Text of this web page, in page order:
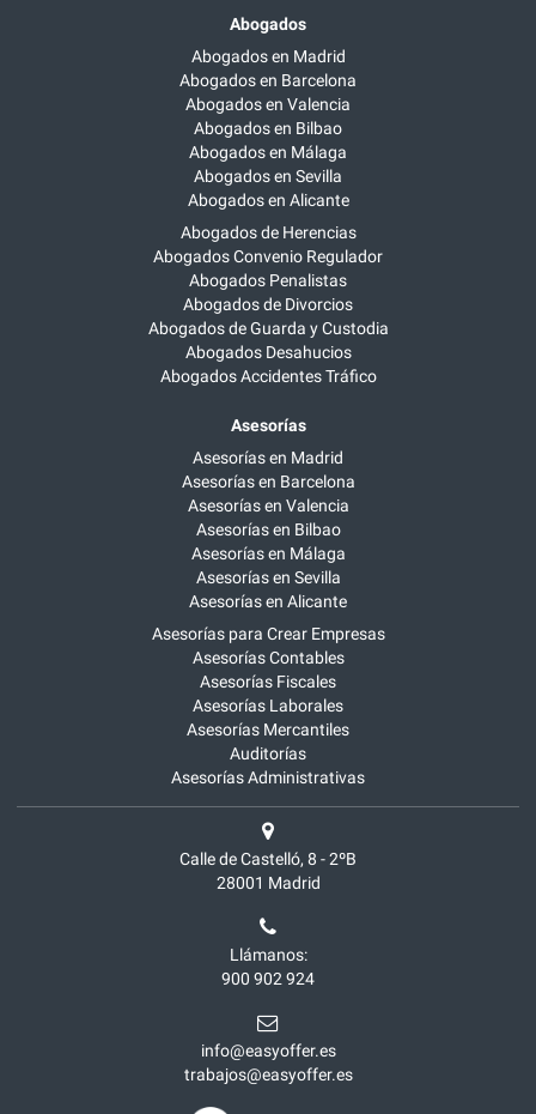
Abogados
Abogados en Madrid
Abogados en Barcelona
Abogados en Valencia
Abogados en Bilbao
Abogados en Málaga
Abogados en Sevilla
Abogados en Alicante
Abogados de Herencias
Abogados Convenio Regulador
Abogados Penalistas
Abogados de Divorcios
Abogados de Guarda y Custodia
Abogados Desahucios
Abogados Accidentes Tráfico
Asesorías
Asesorías en Madrid
Asesorías en Barcelona
Asesorías en Valencia
Asesorías en Bilbao
Asesorías en Málaga
Asesorías en Sevilla
Asesorías en Alicante
Asesorías para Crear Empresas
Asesorías Contables
Asesorías Fiscales
Asesorías Laborales
Asesorías Mercantiles
Auditorías
Asesorías Administrativas
Calle de Castelló, 8 - 2ºB
28001 Madrid
Llámanos:
900 902 924
info@easyoffer.es
trabajos@easyoffer.es